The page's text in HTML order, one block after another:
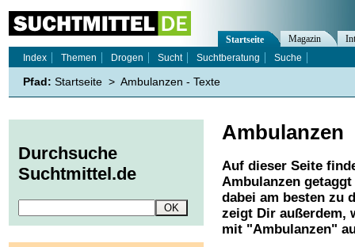
Ambulanzen
Auf dieser Seite
Ambulanzen getaggt
dabei am besten zu
zeigt Dir außerdem,
mit "Ambulanzen"
Startseite Magazin
Index
Themen Drogen Sucht Suchtberatung Suche
Pfad: Startseite > Ambulanzen - Texte
Durchsuche
Suchtmittel.de